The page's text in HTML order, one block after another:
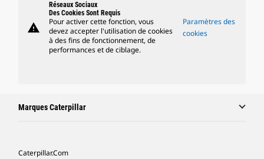
warning
Réseaux Sociaux
Des Cookies Sont Requis
Pour activer cette fonction, vous
devez accepter l'utilisation de cookies
à des fins de fonctionnement, de
performances et de ciblage.
Paramètres des
cookies
Marques Caterpillar
Caterpillar.com